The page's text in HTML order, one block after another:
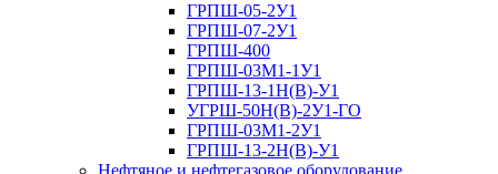
ГРПШ-05-2У1
ГРПШ-07-2У1
ГРПШ-400
ГРПШ-03М1-1У1
ГРПШ-13-1Н(В)-У1
УГРШ-50Н(В)-2У1-ГО
ГРПШ-03М1-2У1
ГРПШ-13-2Н(В)-У1
Нефтяное и нефтегазовое оборудование